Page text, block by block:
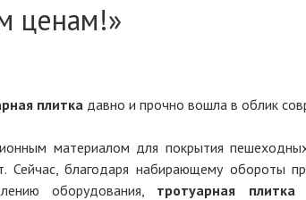
ценам!»
плитка давно и прочно вошла в облик
материалом для покрытия
Сейчас, благодаря набирающему обороты
оборудования, тротуарная плитка